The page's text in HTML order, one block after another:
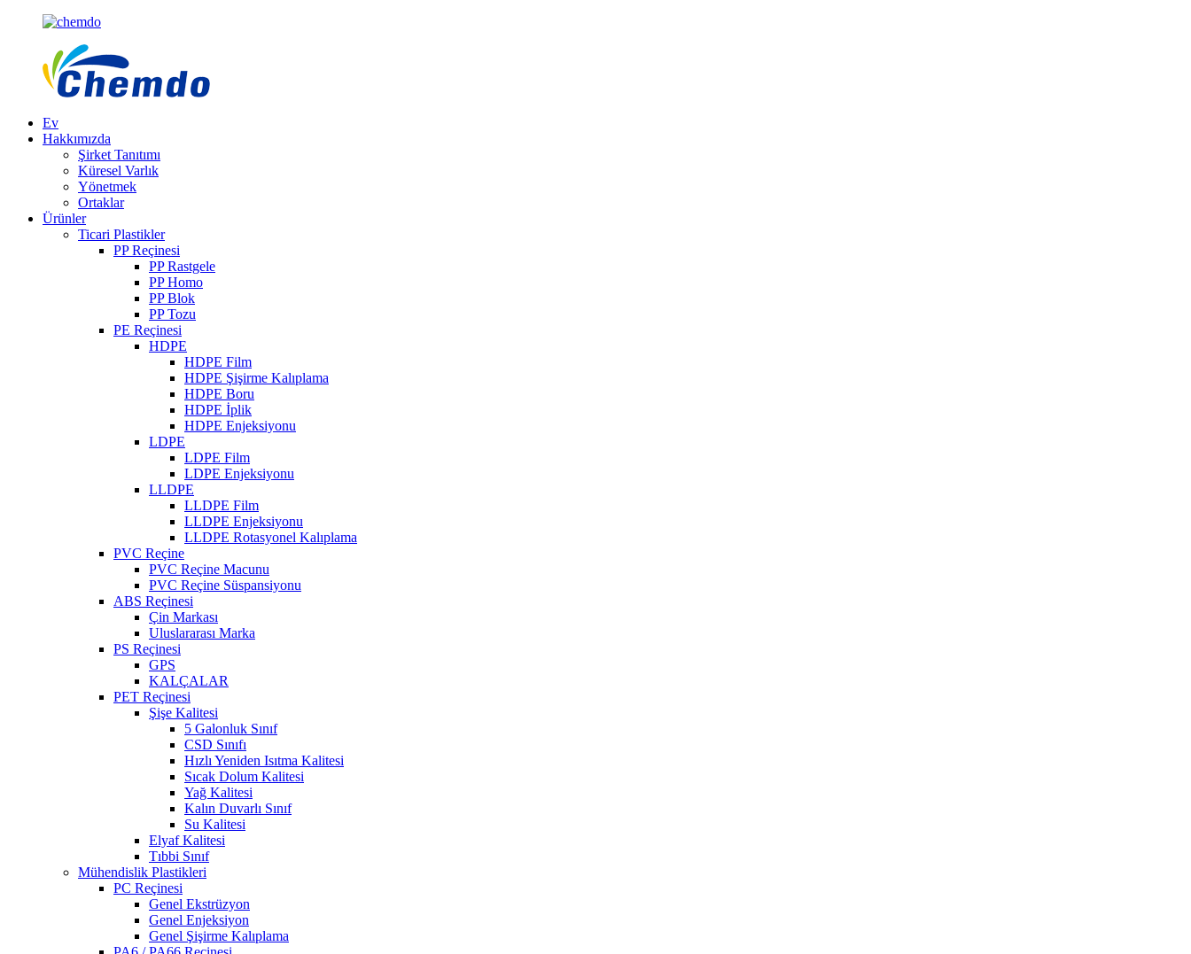
Ev
Hakkımızda
Şirket Tanıtımı
Küresel Varlık
Yönetmek
Ortaklar
Ürünler
Ticari Plastikler
PP Reçinesi
PP Rastgele
PP Homo
PP Blok
PP Tozu
PE Reçinesi
HDPE
HDPE Film
HDPE Şişirme Kalıplama
HDPE Boru
HDPE İplik
HDPE Enjeksiyonu
LDPE
LDPE Film
LDPE Enjeksiyonu
LLDPE
LLDPE Film
LLDPE Enjeksiyonu
LLDPE Rotasyonel Kalıplama
PVC Reçine
PVC Reçine Macunu
PVC Reçine Süspansiyonu
ABS Reçinesi
Çin Markası
Uluslararası Marka
PS Reçinesi
GPS
KALÇALAR
PET Reçinesi
Şişe Kalitesi
5 Galonluk Sınıf
CSD Sınıfı
Hızlı Yeniden Isıtma Kalitesi
Sıcak Dolum Kalitesi
Yağ Kalitesi
Kalın Duvarlı Sınıf
Su Kalitesi
Elyaf Kalitesi
Tıbbi Sınıf
Mühendislik Plastikleri
PC Reçinesi
Genel Ekstrüzyon
Genel Enjeksiyon
Genel Şişirme Kalıplama